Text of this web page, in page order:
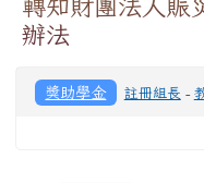
轉知財團法人賑
辦法
獎助學金 註冊組長 -